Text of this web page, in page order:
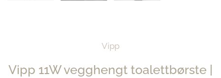
Vipp
Vipp 11W vegghengt toalettbørste |